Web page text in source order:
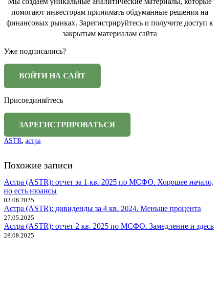
помогают инвесторам принимать обдуманные решения на
финансовых рынках. Зарегистрируйтесь и получите доступ к
закрытым материалам сайта
Уже подписались?
Присоединяйтесь
ASTR, астра
Похожие записи
Астра (ASTR): отчет за 1 кв. 2025 по МСФО. Хорошее начало,
но есть нюансы
03.06.2025
Астра (ASTR): дивиденды за 4 кв. 2024. Меньше процента
27.05.2025
Астра (ASTR): отчет 2 кв. 2025 по МСФО. Замедление и здесь
28.08.2025